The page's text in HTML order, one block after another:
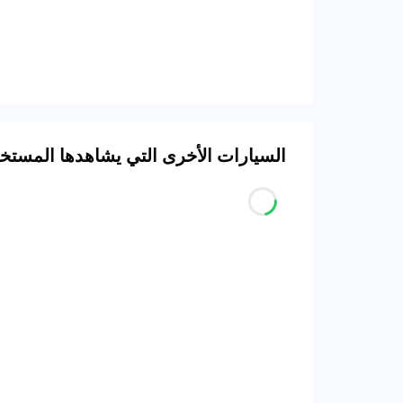
السيارات الأخرى التي يشاهدها